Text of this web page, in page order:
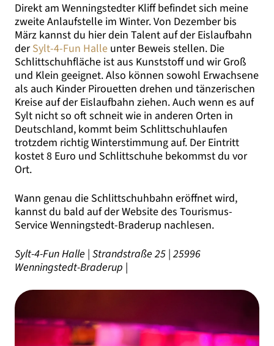
Direkt am Wenningstedter Kliff befindet sich meine
zweite Anlaufstelle im Winter. Von Dezember bis
März kannst du hier dein Talent auf der Eislaufbahn
derSylt-4-Fun Halle unter Beweis stellen. Die
Schlittschuhfläche ist aus Kunststoff und wir Groß
und Klein geeignet. Also können sowohl Erwachsene
als auch Kinder Pirouetten drehen und tänzerischen
Kreise auf der Eislaufbahn ziehen. Auch wenn es auf
Sylt nicht so oft schneit wie in anderen Orten in
Deutschland, kommt beim Schlittschuhlaufen
trotzdem richtig Winterstimmung auf. Der Eintritt
kostet 8 Euro und Schlittschuhe bekommst du vor
Ort.
Wann genau die Schlittschuhbahn eröffnet wird,
kannst du bald auf der Website des Tourismus-
Service Wenningstedt-Braderup nachlesen.
Sylt-4-Fun Halle | Strandstraße 25 | 25996
Wenningstedt-Braderup |